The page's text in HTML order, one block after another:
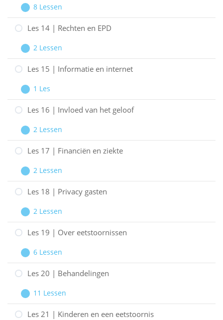
Zorgverzekeraars
Uitbreiden
Les
13
Late
effecten
8 Lessen
Les 14 | Rechten en EPD
Uitbreiden
Les
14
Rechten
en
2 Lessen
Les 15 | Informatie en internet
Uitbreiden
Les
15
Informatie
en
1 Les
Les 16 | Invloed van het geloof
Uitbreiden
Les
16
Invloed
van
geloof
2 Lessen
Les 17 | Financiën en ziekte
Uitbreiden
Les
17
Financiën
en
2 Lessen
Les 18 | Privacy gasten
Uitbreiden
Les
18
Privacy
gasten
2 Lessen
Les 19 | Over eetstoornissen
Uitbreiden
Les
19
Over
eetstoornissen
6 Lessen
Les 20 | Behandelingen
Uitbreiden
Les
20
11 Lessen
Les 21 | Kinderen en een eetstoornis